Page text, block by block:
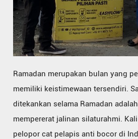
Ramadan merupakan bulan yang
memiliki keistimewaan tersendiri.
ditekankan selama Ramadan
mempererat jalinan silaturahmi.
pelopor cat pelapis anti bocor di